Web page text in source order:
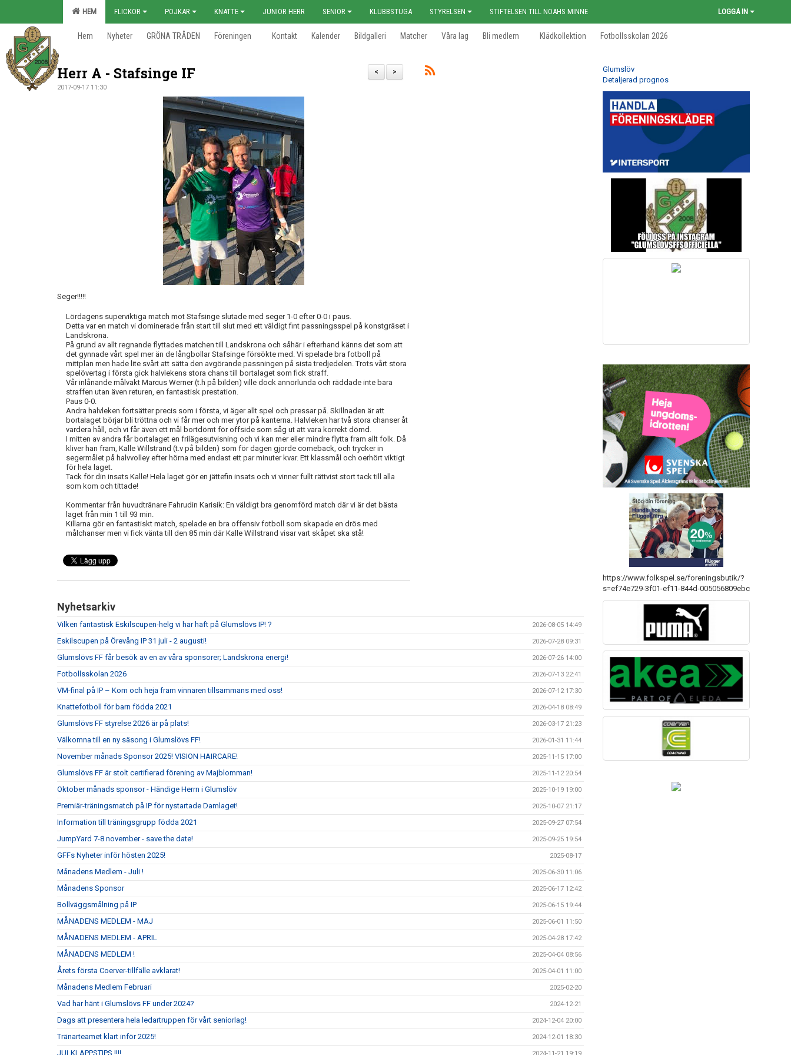
HEM FLICKOR POJKAR KNATTE JUNIOR HERR SENIOR KLUBBSTUGA STYRELSEN STIFTELSEN TILL NOAHS MINNE LOGGA IN
Hem Nyheter GRÖNA TRÅDEN Föreningen Kontakt Kalender Bildgalleri Matcher Våra lag Bli medlem Klädkollektion Fotbollsskolan 2026
>
<
Herr A - Stafsinge IF
2017-09-17 11:30
Seger!!!!!
Lördagens superviktiga match mot Stafsinge slutade med seger 1-0 efter 0-0 i paus.
Detta var en match vi dominerade från start till slut med ett väldigt fint passningsspel på konstgräset i
Landskrona.
På grund av allt regnande flyttades matchen till Landskrona och såhär i efterhand känns det som att
det gynnade vårt spel mer än de långbollar Stafsinge försökte med. Vi spelade bra fotboll på
mittplan men hade lite svårt att sätta den avgörande passningen på sista tredjedelen. Trots vårt stora
spelövertag i första gick halvlekens stora chans till bortalaget som fick straff.
Vår inlånande målvakt Marcus Werner (t.h på bilden) ville dock annorlunda och räddade inte bara
straffen utan även returen, en fantastisk prestation.
Paus 0-0.
Andra halvleken fortsätter precis som i första, vi äger allt spel och pressar på. Skillnaden är att
bortalaget börjar bli tröttna och vi får mer och mer ytor på kanterna. Halvleken har två stora chanser åt
vardera håll, och vi får även ett mål bortdömt för offside som såg ut att vara korrekt dömd.
I mitten av andra får bortalaget en frilägesutvisning och vi kan mer eller mindre flytta fram allt folk. Då
kliver han fram, Kalle Willstrand (t.v på bilden) som för dagen gjorde comeback, och trycker in
segermålet på halvvolley efter hörna med endast ett par minuter kvar. Ett klassmål och oerhört viktigt
för hela laget.
Tack för din insats Kalle! Hela laget gör en jättefin insats och vi vinner fullt rättvist stort tack till alla
som kom och tittade!
Kommentar från huvudtränare Fahrudin Karisik: En väldigt bra genomförd match där vi är det bästa
laget från min 1 till 93 min.
Killarna gör en fantastiskt match, spelade en bra offensiv fotboll som skapade en drös med
målchanser men vi fick vänta till den 85 min där Kalle Willstrand visar vart skåpet ska stå!
Nyhetsarkiv
Vilken fantastisk Eskilscupen-helg vi har haft på Glumslövs IP! ? 2026-08-05 14:49
Eskilscupen på Örevång IP 31 juli - 2 augusti! 2026-07-28 09:31
Glumslövs FF får besök av en av våra sponsorer; Landskrona energi! 2026-07-26 14:00
Fotbollsskolan 2026 2026-07-13 22:41
VM-final på IP – Kom och heja fram vinnaren tillsammans med oss! 2026-07-12 17:30
Knattefotboll för barn födda 2021 2026-04-18 08:49
Glumslövs FF styrelse 2026 är på plats! 2026-03-17 21:23
Välkomna till en ny säsong i Glumslövs FF! 2026-01-31 11:44
November månads Sponsor 2025! VISION HAIRCARE! 2025-11-15 17:00
Glumslövs FF är stolt certifierad förening av Majblomman! 2025-11-12 20:54
Oktober månads sponsor - Händige Herrn i Glumslöv 2025-10-19 19:00
Premiär-träningsmatch på IP för nystartade Damlaget! 2025-10-07 21:17
Information till träningsgrupp födda 2021 2025-09-27 07:54
JumpYard 7-8 november - save the date! 2025-09-25 19:54
GFFs Nyheter inför hösten 2025! 2025-08-17
Månadens Medlem - Juli ! 2025-06-30 11:06
Månadens Sponsor 2025-06-17 12:42
Bollväggsmålning på IP 2025-06-15 19:44
MÅNADENS MEDLEM - MAJ 2025-06-01 11:50
MÅNADENS MEDLEM - APRIL 2025-04-28 17:42
MÅNADENS MEDLEM ! 2025-04-04 08:56
Årets första Coerver-tillfälle avklarat! 2025-04-01 11:00
Månadens Medlem Februari 2025-02-20
Vad har hänt i Glumslövs FF under 2024? 2024-12-21
Dags att presentera hela ledartruppen för vårt seniorlag! 2024-12-04 20:00
Tränarteamet klart inför 2025! 2024-12-01 18:30
JULKLAPPSTIPS !!!!
Glumslöv
Detaljerad prognos
https://www.folkspel.se/foreningsbutik/?
s=ef74e729-3f01-ef11-844d-005056809ebc